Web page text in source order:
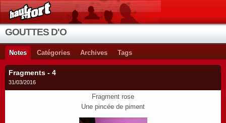
GOUTTES D'O
Notes Catégories Archives Tags
Fragments - 4
31/03/2016
Fragment rose
Une pincée de piment